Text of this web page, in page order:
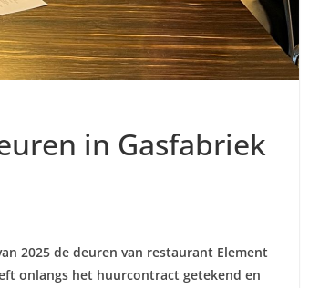
in Gasfabriek
2025 de deuren van restaurant Element
onlangs het huurcontract getekend en